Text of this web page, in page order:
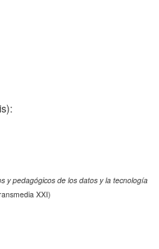
y pedagógicos de los datos y la tecnología
XXI)